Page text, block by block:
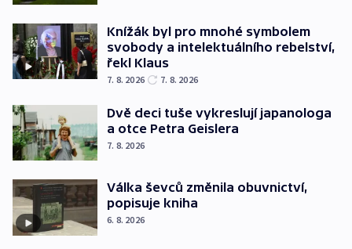
Knížák byl pro mnohé symbolem
svobody a intelektuálního rebelství,
řekl Klaus
7. 8. 2026 7. 8. 2026
Dvě deci tuše vykreslují japanologa
a otce Petra Geislera
7. 8. 2026
Válka ševců změnila obuvnictví,
popisuje kniha
6. 8. 2026